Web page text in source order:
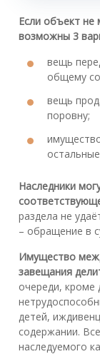
Если объект
возможны 3
вещь
общему
вещь
поровну;
Наследники
раздела не
– обращение в
Имущество
завещания
очереди, кроме
детей,
содержании.
наследуемого